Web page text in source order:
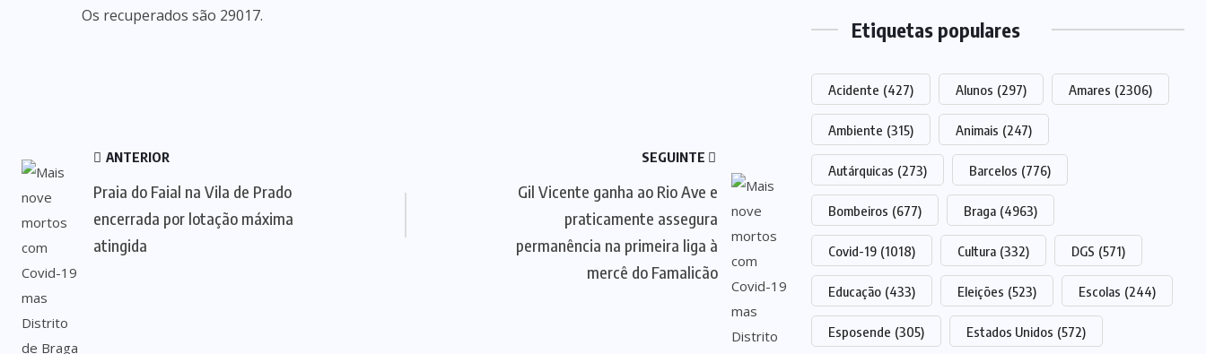
Os recuperados são 29017.
ANTERIOR
Praia do Faial na Vila de Prado
encerrada por lotação máxima
atingida
SEGUINTE
Gil Vicente ganha ao Rio Ave e
praticamente assegura
permanência na primeira liga à
mercê do Famalicão
Etiquetas populares
Acidente (427) Alunos (297) Amares (2306)
Ambiente (315) Animais (247)
Autárquicas (273) Barcelos (776)
Bombeiros (677) Braga (4963)
Covid-19 (1018) Cultura (332) DGS (571)
Educação (433) Eleições (523) Escolas (244)
Esposende (305) Estados Unidos (572)